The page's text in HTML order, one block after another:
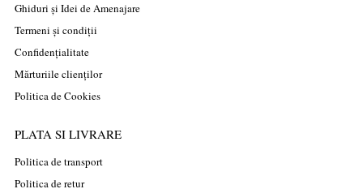
Ghiduri și Idei de Amenajare
Termeni și condiții
Confidențialitate
Mărturiile clienților
Politica de Cookies
PLATA SI LIVRARE
Politica de transport
Politica de retur